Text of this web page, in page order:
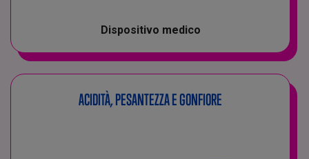
Dispositivo medico
ACIDITÀ, PESANTEZZA E GONFIORE